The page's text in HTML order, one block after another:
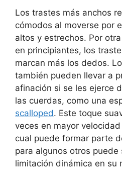
Los trastes más anchos
cómodos al moverse por
altos y estrechos. Por
en principiantes, los
marcan más los dedos.
también pueden llevar a
afinación si se les ejerce
las cuerdas, como una
scalloped. Este toque
veces en mayor
cual puede formar parte
para algunos otros puede
limitación dinámica en su